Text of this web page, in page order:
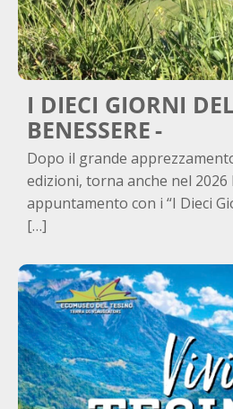
I DIECI GIORNI
BENESSERE
Dopo il grande
edizioni, torna anche nel 2026
appuntamento con i “I Dieci
[…]